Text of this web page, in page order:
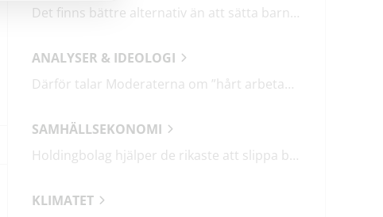
Det finns bättre alternativ än att sätta barn i fängelse
ANALYSER & IDEOLOGI
Därför talar Moderaterna om ”hårt arbetande människor”
SAMHÄLLSEKONOMI
Holdingbolag hjälper de rikaste att slippa betala miljarder i skatt
KLIMATET